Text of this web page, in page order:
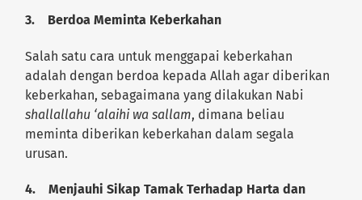
3. Berdoa Meminta Keberkahan
Salah satu cara untuk menggapai keberkahan
adalah dengan berdoa kepada Allah agar diberikan
keberkahan, sebagaimana yang dilakukan Nabi
shallallahu ‘alaihi wa sallam, dimana beliau
meminta diberikan keberkahan dalam segala
urusan.
4.Menjauhi Sikap Tamak Terhadap Harta dan